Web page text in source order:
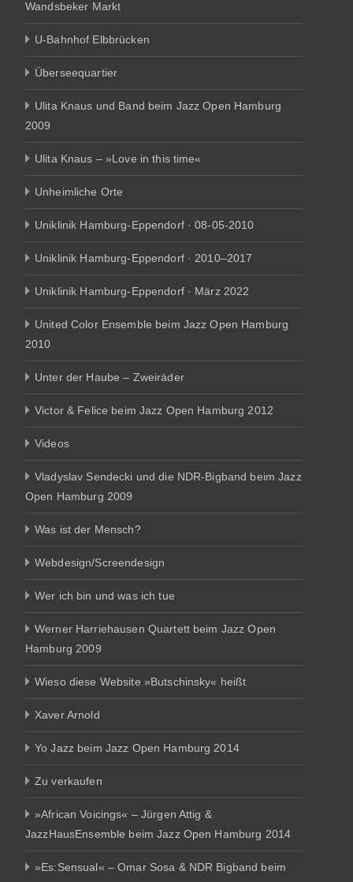
Wandsbeker Markt
U-Bahnhof Elbbrücken
Überseequartier
Ulita Knaus und Band beim Jazz Open Hamburg
2009
Ulita Knaus – »Love in this time«
Unheimliche Orte
Uniklinik Hamburg-Eppendorf · 08-05-2010
Uniklinik Hamburg-Eppendorf · 2010–2017
Uniklinik Hamburg-Eppendorf · März 2022
United Color Ensemble beim Jazz Open Hamburg
2010
Unter der Haube – Zweiräder
Victor & Felice beim Jazz Open Hamburg 2012
Videos
Vladyslav Sendecki und die NDR-Bigband beim Jazz
Open Hamburg 2009
Was ist der Mensch?
Webdesign/Screendesign
Wer ich bin und was ich tue
Werner Harriehausen Quartett beim Jazz Open
Hamburg 2009
Wieso diese Website »Butschinsky« heißt
Xaver Arnold
Yo Jazz beim Jazz Open Hamburg 2014
Zu verkaufen
»African Voicings« – Jürgen Attig &
JazzHausEnsemble beim Jazz Open Hamburg 2014
»Es:Sensual« – Omar Sosa & NDR Bigband beim